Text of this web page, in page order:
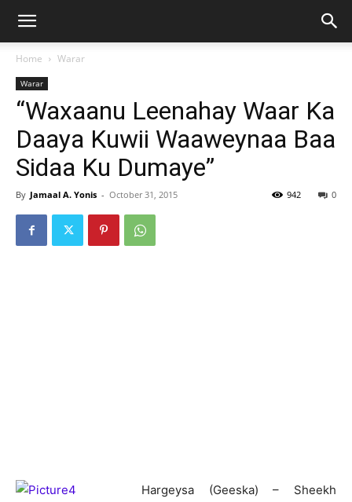
Home Warar
Warar
“Waxaanu Leenahay Waar Ka
Daaya Kuwii Waaweynaa Baa
Sidaa Ku Dumaye”
By Jamaal A. Yonis - October 31, 2015 0
942
Hargeysa (Geeska) – Sheekh